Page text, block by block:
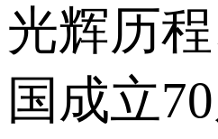
光辉历
国成立70